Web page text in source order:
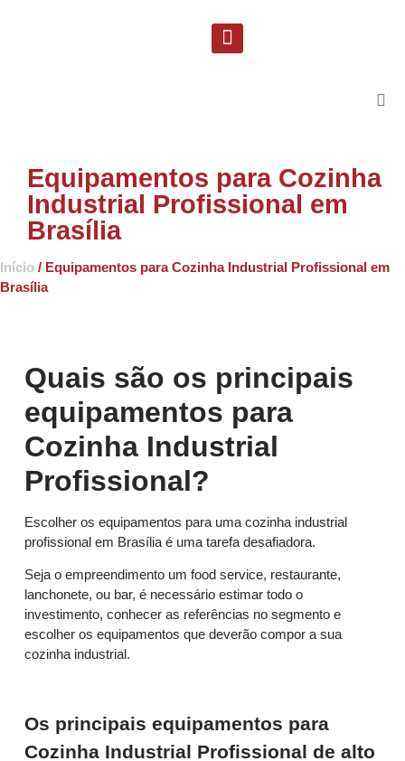
Equipamentos para Cozinha
Industrial Profissional em
Brasília
Início / Equipamentos para Cozinha Industrial Profissional em
Brasília
Quais são os principais
equipamentos para
Cozinha Industrial
Profissional?
Escolher os equipamentos para uma cozinha industrial
profissional em Brasília é uma tarefa desafiadora.
Seja o empreendimento um food service, restaurante,
lanchonete, ou bar, é necessário estimar todo o
investimento, conhecer as referências no segmento e
escolher os equipamentos que deverão compor a sua
cozinha industrial.
Os principais equipamentos para
Cozinha Industrial Profissional de alto